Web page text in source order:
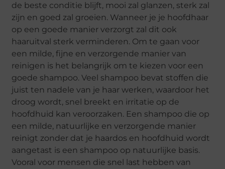
de beste conditie blijft, mooi zal glanzen, sterk zal
zijn en goed zal groeien. Wanneer je je hoofdhaar
op een goede manier verzorgt zal dit ook
haaruitval sterk verminderen. Om te gaan voor
een milde, fijne en verzorgende manier van
reinigen is het belangrijk om te kiezen voor een
goede shampoo. Veel shampoo bevat stoffen die
juist ten nadele van je haar werken, waardoor het
droog wordt, snel breekt en irritatie op de
hoofdhuid kan veroorzaken. Een shampoo die op
een milde, natuurlijke en verzorgende manier
reinigt zonder dat je haardos en hoofdhuid wordt
aangetast is een shampoo op natuurlijke basis.
Vooral voor mensen die snel last hebben van